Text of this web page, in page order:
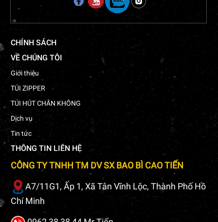
CHÍNH SÁCH
VỀ CHÚNG TÔI
Giới thiệu
TÚI ZIPPER
TÚI HÚT CHÂN KHÔNG
Dịch vụ
Tin tức
THÔNG TIN LIÊN HỆ
CÔNG TY TNHH TM DV SX BAO BÌ CAO TIẾN
A7/11G1, Ấp 1, Xã Tân Vĩnh Lộc, Thành Phố Hồ
Chí Minh